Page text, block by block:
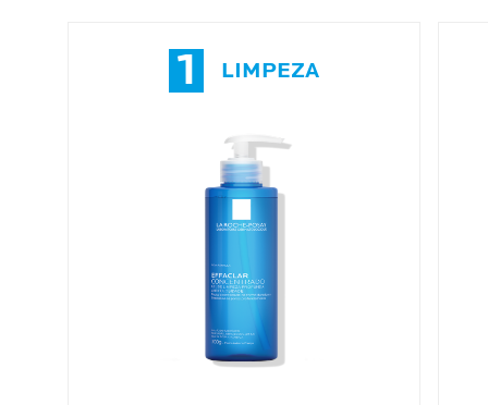
1 LIMPEZA